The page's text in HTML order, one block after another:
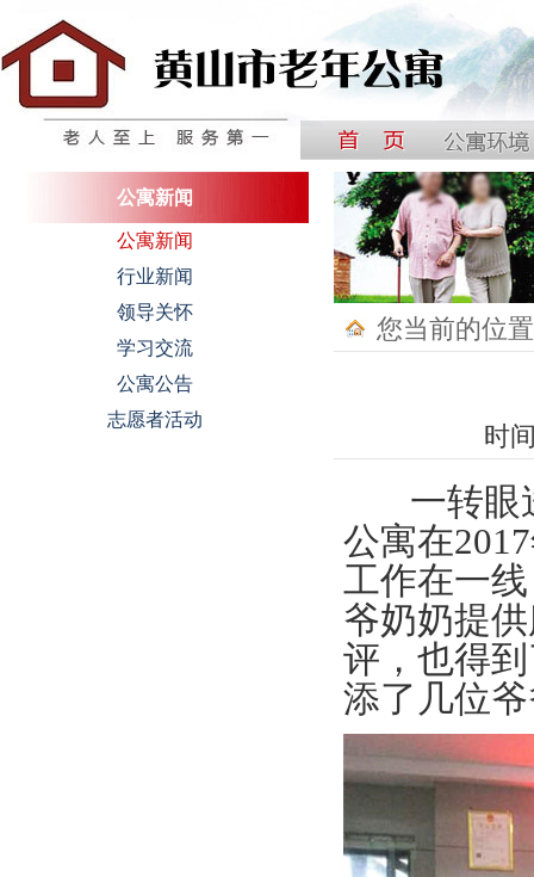
中国黄山国际银龄公寓
公寓新闻
公寓新闻
行业新闻
领导关怀
学习交流
公寓公告
志愿者活动
您当前的位
时
一转眼送
公寓在
工作在一
爷奶奶提
评，也得
添了几位